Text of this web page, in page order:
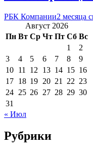
РБК Компании2 месяца
Август 2026
Пн Вт Ср Чт Пт Сб Вс
1
2
3
4 5 6 7 8
9
10 11 12 13 14 15 16
17 18 19 20 21 22 23
24 25 26 27 28 29 30
31
« Июл
Рубрики